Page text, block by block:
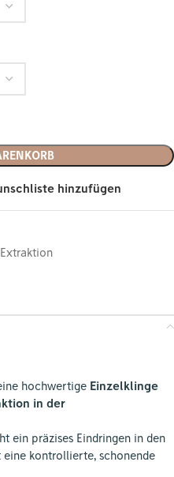
hinzufügen
Extraktion
hochwertige Einzelklinge
in der
ein präzises Eindringen in den
kontrollierte, schonende